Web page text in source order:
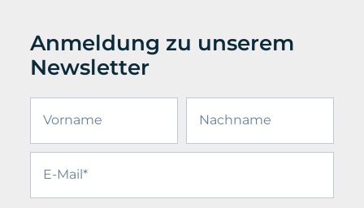
Anmeldung zu unserem
Newsletter